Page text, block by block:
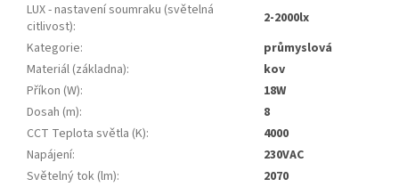
LUX - nastavení soumraku (světelná
citlivost):
2-2000lx
Kategorie:
průmyslová
Materiál (základna):
kov
Příkon (W):
18W
Dosah (m):
8
CCT Teplota světla (K):
4000
Napájení:
230VAC
Světelný tok (lm):
2070